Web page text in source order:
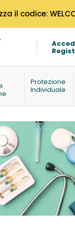
il codice:
Protezione
Individuale